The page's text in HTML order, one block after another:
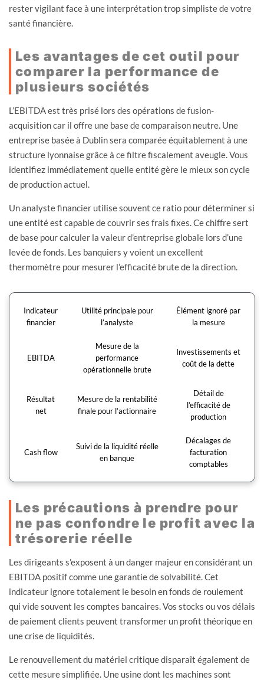
rester vigilant face à une interprétation trop simpliste de votre
santé financière.
Les avantages de cet outil pour
comparer la performance de
plusieurs sociétés
L’EBITDA est très prisé lors des opérations de fusion-
acquisition car il offre une base de comparaison neutre. Une
entreprise basée à Dublin sera comparée équitablement à une
structure lyonnaise grâce à ce filtre fiscalement aveugle. Vous
identifiez immédiatement quelle entité gère le mieux son cycle
de production actuel.
Un analyste financier utilise souvent ce ratio pour déterminer si
une entité est capable de couvrir ses frais fixes. Ce chiffre sert
de base pour calculer la valeur d’entreprise globale lors d’une
levée de fonds. Les banquiers y voient un excellent
thermomètre pour mesurer l’efficacité brute de la direction.
Indicateur
financier
Utilité principale pour
l’analyste
Élément ignoré par
la mesure
EBITDA
Mesure de la
performance
opérationnelle brute
Investissements et
coût de la dette
Résultat
net
Mesure de la rentabilité
finale pour l’actionnaire
Détail de
l’efficacité de
production
Cash flow
Suivi de la liquidité réelle
en banque
Décalages de
facturation
comptables
Les précautions à prendre pour
ne pas confondre le profit avec la
trésorerie réelle
Les dirigeants s’exposent à un danger majeur en considérant un
EBITDA positif comme une garantie de solvabilité. Cet
indicateur ignore totalement le besoin en fonds de roulement
qui vide souvent les comptes bancaires. Vos stocks ou vos délais
de paiement clients peuvent transformer un profit théorique en
une crise de liquidités.
Le renouvellement du matériel critique disparaît également de
cette mesure simplifiée. Une usine dont les machines sont